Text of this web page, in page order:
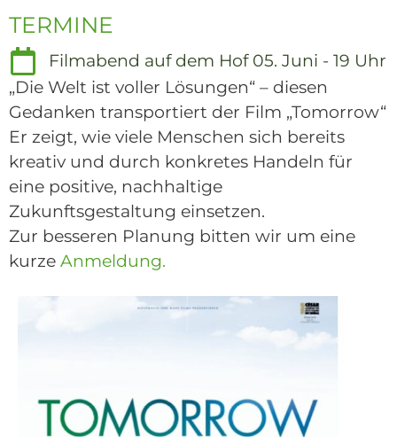
TERMINE
Filmabend auf dem Hof 05. Juni - 19 Uhr
„Die Welt ist voller Lösungen“ – diesen
Gedanken transportiert der Film „Tomorrow“
Er zeigt, wie viele Menschen sich bereits
kreativ und durch konkretes Handeln für
eine positive, nachhaltige
Zukunftsgestaltung einsetzen.
Zur besseren Planung bitten wir um eine
kurze Anmeldung.